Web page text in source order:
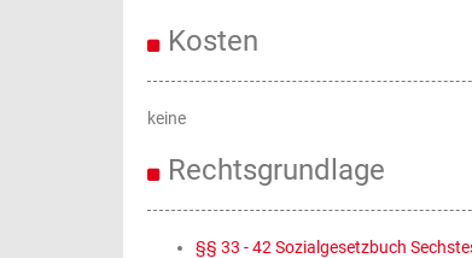
Kosten
keine
Rechtsgrundlage
§§ 33 - 42 Sozialgesetzbuch